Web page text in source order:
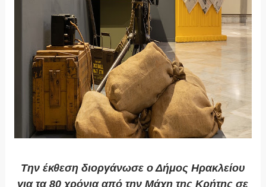
Την έκθεση διοργάνωσε ο Δήμος Ηρακλείου
για τα 80 χρόνια από την Μάχη της Κρήτης σε